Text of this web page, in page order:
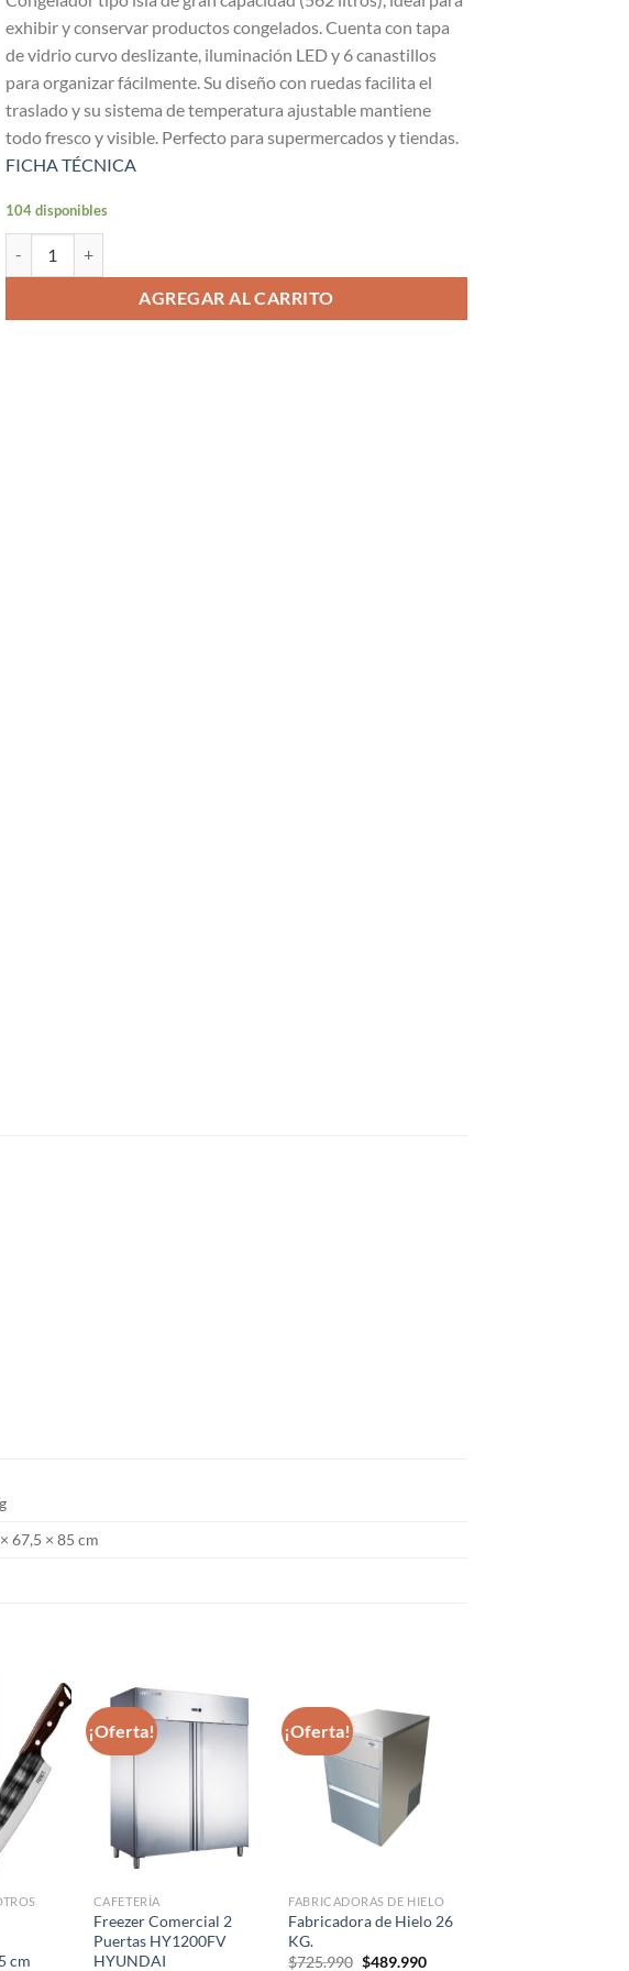
exhibir y conservar productos congelados. Cuenta con tapa
de vidrio curvo deslizante, iluminación LED y 6 canastillos
para organizar fácilmente. Su diseño con ruedas facilita el
traslado y su sistema de temperatura ajustable mantiene
todo fresco y visible. Perfecto para supermercados y tiendas.
FICHA TÉCNICA
104 disponibles
AGREGAR AL CARRITO
67,5 × 85 cm
cm
¡Oferta!
CAFETERÍA
Freezer Comercial 2
Puertas HY1200FV
HYUNDAI
¡Oferta!
FABRICADORAS DE HIELO
Fabricadora de Hielo 26
KG.
$725.990 El
$489.990El